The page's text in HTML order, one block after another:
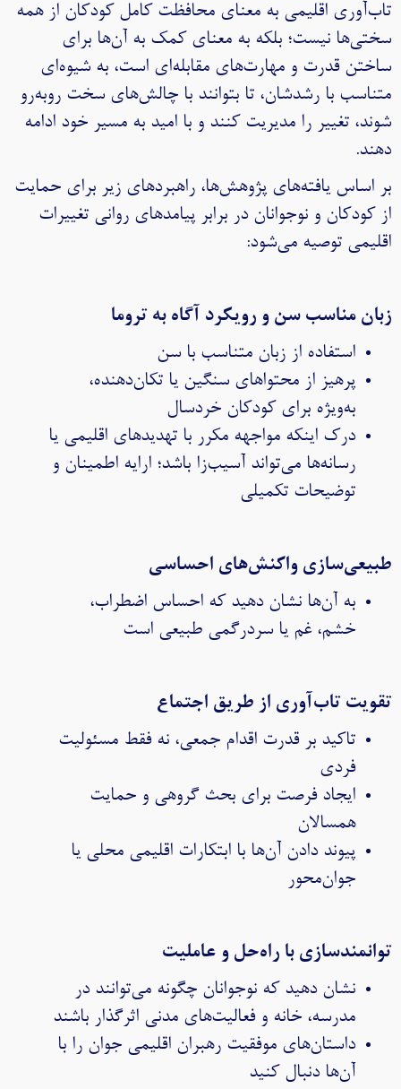
تاب‌آوری اقلیمی به معنای محافظت کامل کودکان از همه
سختی‌ها نیست؛ بلکه به معنای کمک به آن‌ها برای
ساختن قدرت و مهارت‌های مقابله‌ای است، به شیوه‌ای
متناسب با رشدشان، تا بتوانند با چالش‌های سخت روبه‌رو
شوند، تغییر را مدیریت کنند و با امید به مسیر خود ادامه
دهند.
بر اساس یافته‌های پژوهش‌ها، راهبردهای زیر برای حمایت
از کودکان و نوجوانان در برابر پیامدهای روانی تغییرات
اقلیمی توصیه می‌شود:
زبان مناسب سن و رویکرد آگاه به تروما
استفاده از زبان متناسب با سن
پرهیز از محتواهای سنگین یا تکان‌دهنده،
به‌ویژه برای کودکان خردسال
درک اینکه مواجهه مکرر با تهدیدهای اقلیمی یا
رسانه‌ها می‌تواند آسیب‌زا باشد؛ ارایه اطمینان و
توضیحات تکمیلی
طبیعی‌سازی واکنش‌های احساسی
به آن‌ها نشان دهید که احساس اضطراب،
خشم، غم یا سردرگمی طبیعی است
تقویت تاب‌آوری از طریق اجتماع
تاکید بر قدرت اقدام جمعی، نه فقط مسئولیت
فردی
ایجاد فرصت برای بحث گروهی و حمایت
همسالان
پیوند دادن آن‌ها با ابتکارات اقلیمی محلی یا
جوان‌محور
توانمندسازی با راه‌حل و عاملیت
نشان دهید که نوجوانان چگونه می‌توانند در
مدرسه، خانه و فعالیت‌های مدنی اثرگذار باشند
داستان‌های موفقیت رهبران اقلیمی جوان را با
آن‌ها دنبال کنید